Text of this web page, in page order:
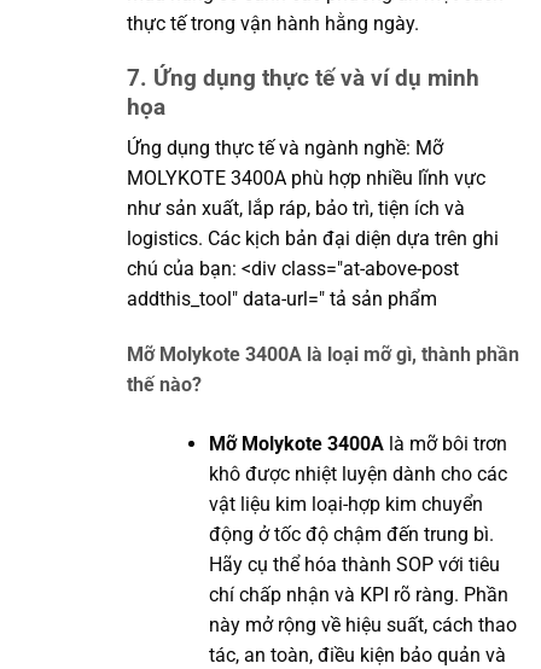
thực tế trong vận hành hằng ngày.
7. Ứng dụng thực tế và ví dụ minh
họa
Ứng dụng thực tế và ngành nghề: Mỡ
MOLYKOTE 3400A phù hợp nhiều lĩnh vực
như sản xuất, lắp ráp, bảo trì, tiện ích và
logistics. Các kịch bản đại diện dựa trên ghi
chú của bạn: <div class="at-above-post
addthis_tool" data-url=" tả sản phẩm
Mỡ Molykote 3400A là loại mỡ gì, thành phần
thế nào?
Mỡ Molykote 3400A là mỡ bôi trơn
khô được nhiệt luyện dành cho các
vật liệu kim loại-hợp kim chuyển
động ở tốc độ chậm đến trung bì.
Hãy cụ thể hóa thành SOP với tiêu
chí chấp nhận và KPI rõ ràng. Phần
này mở rộng về hiệu suất, cách thao
tác, an toàn, điều kiện bảo quản và